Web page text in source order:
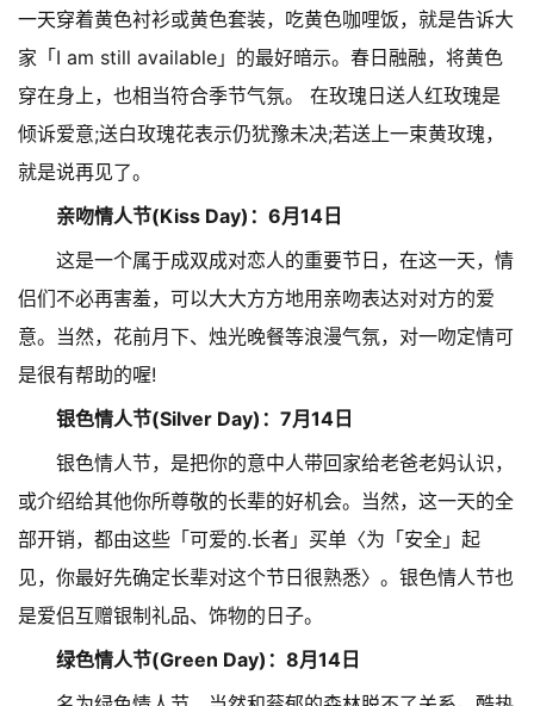
一天穿着黄色衬衫或黄色套装，吃黄色咖哩饭，就是告诉大
家「I am still available」的最好暗示。春日融融，将黄色
穿在身上，也相当符合季节气氛。 在玫瑰日送人红玫瑰是
倾诉爱意;送白玫瑰花表示仍犹豫未决;若送上一束黄玫瑰，
就是说再见了。
亲吻情人节(Kiss Day)：6月14日
这是一个属于成双成对恋人的重要节日，在这一天，情
侣们不必再害羞，可以大大方方地用亲吻表达对对方的爱
意。当然，花前月下、烛光晚餐等浪漫气氛，对一吻定情可
是很有帮助的喔!
银色情人节(Silver Day)：7月14日
银色情人节，是把你的意中人带回家给老爸老妈认识，
或介绍给其他你所尊敬的长辈的好机会。当然，这一天的全
部开销，都由这些「可爱的.长者」买单〈为「安全」起
见，你最好先确定长辈对这个节日很熟悉〉。银色情人节也
是爱侣互赠银制礼品、饰物的日子。
绿色情人节(Green Day)：8月14日